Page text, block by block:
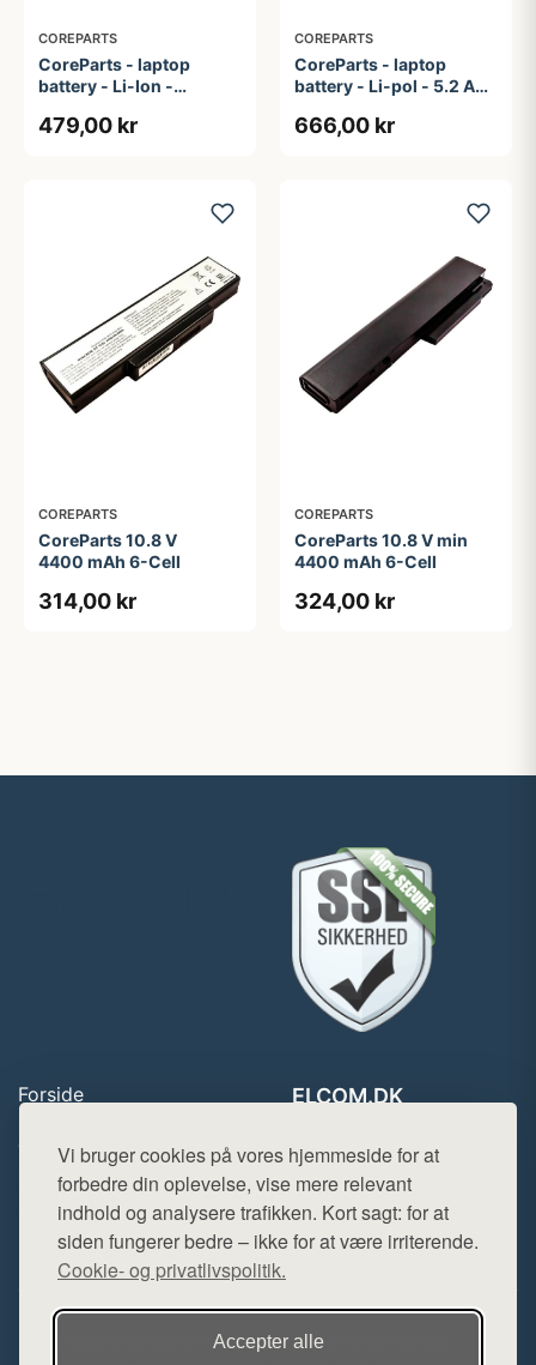
Vi bruger cookies på vores hjemmeside for at
forbedre din oplevelse, vise mere relevant
indhold og analysere trafikken. Kort sagt: for at
siden fungerer bedre – ikke for at være irriterende.
Cookie- og privatlivspolitik.
Accepter alle
COREPARTS
CoreParts - laptop
battery - Li-Ion -
479,00 kr
COREPARTS
CoreParts - laptop
battery - Li-pol - 5.2 Ah -
666,00 kr
COREPARTS
CoreParts 10.8 V
4400 mAh 6-Cell
314,00 kr
COREPARTS
CoreParts 10.8 V min
4400 mAh 6-Cell
324,00 kr
Forside
Top Rabatter
Blog
Kontakt
ELCOM.DK
Mail: hej@want.dk
Cookie- og privatlivspolitik
Denne side er en del af want.dk, der udgiver en række